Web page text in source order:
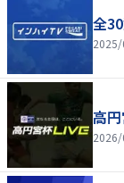
全
高